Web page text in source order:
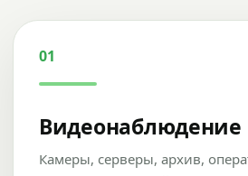
01
Видеонаблюдение
Камеры, серверы, архив,